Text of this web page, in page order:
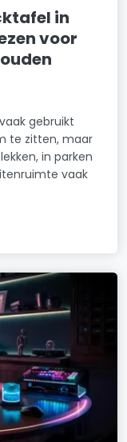
in
voor
gebruikt
te zitten, maar
in parken
vaak